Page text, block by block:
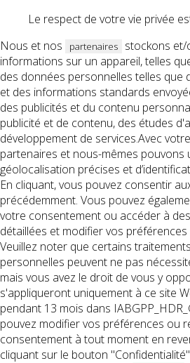
Le respect de votre vie privée
Nous et nos
partenaires
stockons et/
informations sur un appareil, telles
des données personnelles telles que
et des informations standards
des publicités et du contenu
publicité et de contenu, des études
développement de services.Avec
partenaires et nous-mêmes pouvons
géolocalisation précises et
En cliquant, vous pouvez consentir
précédemment. Vous pouvez
votre consentement ou accéder à
détaillées et modifier vos
Veuillez noter que certains
personnelles peuvent ne pas
mais vous avez le droit de vous y
s'appliqueront uniquement à ce site
pendant 13 mois dans
pouvez modifier vos préférences ou
consentement à tout moment en
cliquant sur le bouton